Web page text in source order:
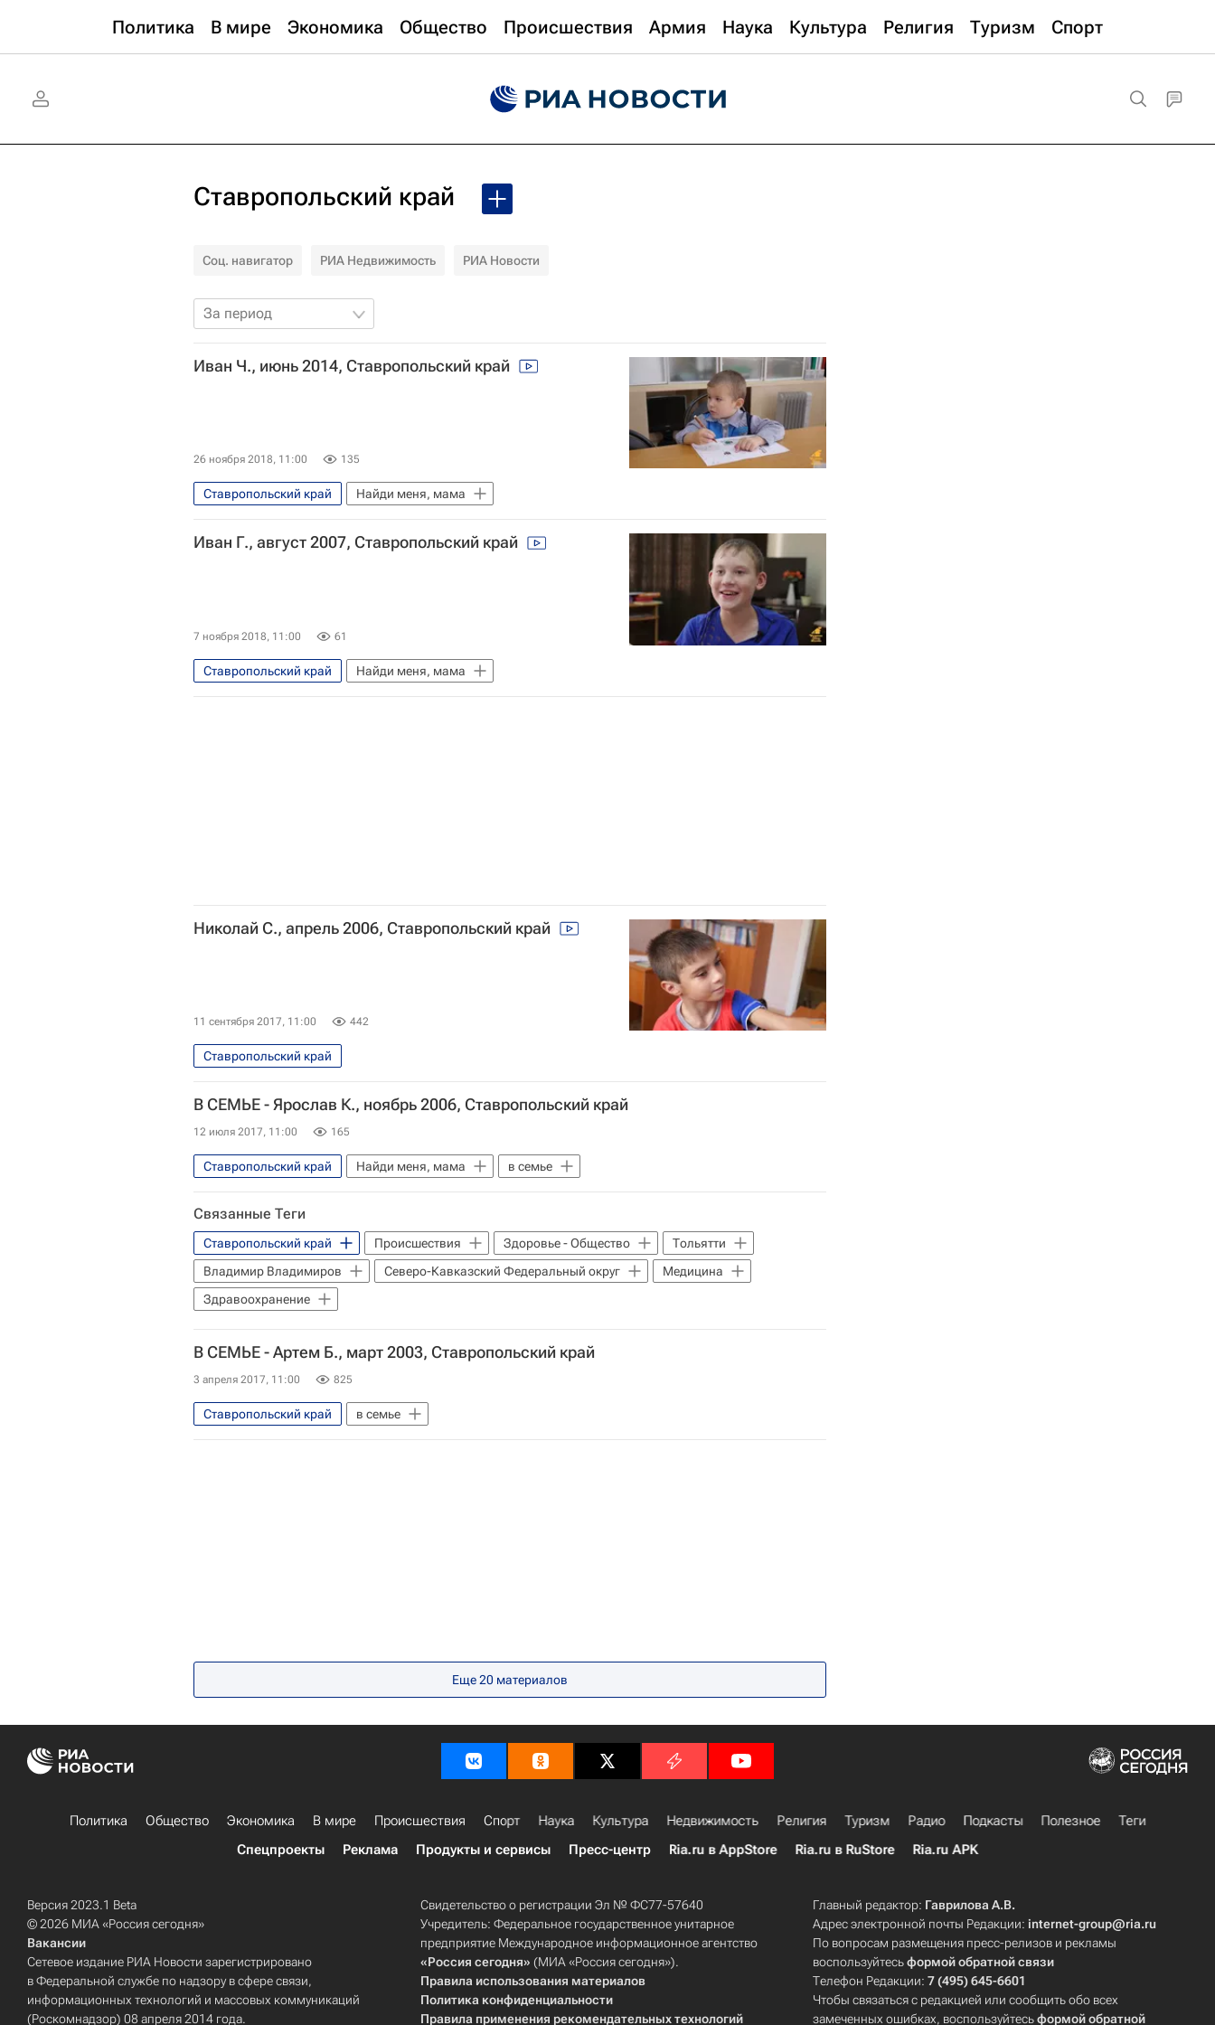
Политика В мире Экономика Общество Происшествия Армия Наука Культура Религия Туризм Спорт
Ставропольский край
Соц. навигатор РИА Недвижимость РИА Новости
За период
Иван Ч., июнь 2014, Ставропольский край
26 ноября 2018, 11:00 135
Ставропольский край Найди меня, мама
Иван Г., август 2007, Ставропольский край
7 ноября 2018, 11:00 61
Ставропольский край Найди меня, мама
Николай С., апрель 2006, Ставропольский край
11 сентября 2017, 11:00 442
Ставропольский край
В СЕМЬЕ - Ярослав К., ноябрь 2006, Ставропольский край
12 июля 2017, 11:00 165
Ставропольский край Найди меня, мама в семье
Связанные Теги
Ставропольский край Происшествия Здоровье - Общество
Тольятти
Владимир Владимиров
Северо-Кавказский Федеральный округ
Медицина
Здравоохранение
В СЕМЬЕ - Артем Б., март 2003, Ставропольский край
3 апреля 2017, 11:00 825
Ставропольский край в семье
Еще20 материалов
Политика Общество Экономика В мире Происшествия Спорт Наука Культура Недвижимость Религия Туризм Радио Подкасты Полезное
Теги
Спецпроекты
Реклама Продукты и сервисы Пресс-центр Ria.ru в AppStore Ria.ru в RuStore Ria.ru APK
Версия 2023.1 Beta
© 2026 МИА «Россия сегодня»
Вакансии
Сетевое издание РИА Новости зарегистрировано
в Федеральной службе по надзору в сфере связи,
информационных технологий и массовых коммуникаций
(Роскомнадзор) 08 апреля 2014 года.
Свидетельство о регистрации Эл № ФС77-57640
Учредитель: Федеральное государственное унитарное
предприятие Международное информационное агентство
«Россия сегодня» (МИА «Россия сегодня»).
Правила использования материалов
Политика конфиденциальности
Правила применения рекомендательных технологий
Главный редактор: Гаврилова А.В.
Адрес электронной почты Редакции:internet-group@ria.ru
По вопросам размещения пресс-релизов и рекламы
воспользуйтесьформой обратной связи
Телефон Редакции:7 (495) 645-6601
Чтобы связаться с редакцией или сообщить обо всех
замеченных ошибках, воспользуйтесьформой обратной